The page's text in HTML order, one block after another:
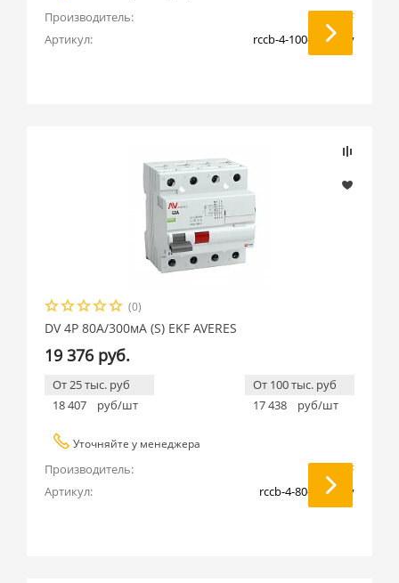
Производитель:
EKF
Артикул:
rccb-4-100-300-s-av
(0)
DV 4P 80А/300мА (S) EKF AVERES
19 376 руб.
От 25 тыс. руб
18 407
руб/шт
От 100 тыс. руб
17 438
руб/шт
Уточняйте у менеджера
Производитель:
EKF
Артикул:
rccb-4-80-300-s-av